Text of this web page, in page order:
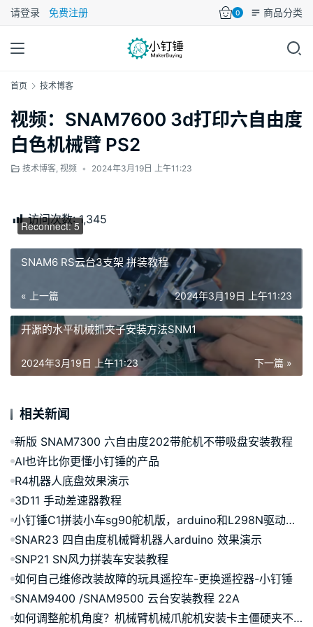
请登录 免费注册 0 商品分类
首页 技术博客
视频：SNAM7600 3d打印六自由度
白色机械臂 PS2
技术博客, 视频 • 2024年3月19日 上午11:23
Reconnect: 5
访问次数: 1,345
SNAM6 RS云台3支架 拼装教程
« 上一篇 2024年3月19日 上午11:23
开源的水平机械抓夹子安装方法SNM1
下一篇 »
2024年3月19日 上午11:23
相关新闻
新版 SNAM7300 六自由度202带舵机不带吸盘安装教程
AI也许比你更懂小钉锤的产品
R4机器人底盘效果演示
3D11 手动差速器教程
小钉锤C1拼装小车sg90舵机版，arduino和L298N驱动，ps2控制
SNAR23 四自由度机械臂机器人arduino 效果演示
SNP21 SN风力拼装车安装教程
如何自己维修改装故障的玩具遥控车-更换遥控器-小钉锤
SNAM9400 /SNAM9500 云台安装教程 22A
如何调整舵机角度？机械臂机械爪舵机安装卡主僵硬夹不住合不拢角度怎么调